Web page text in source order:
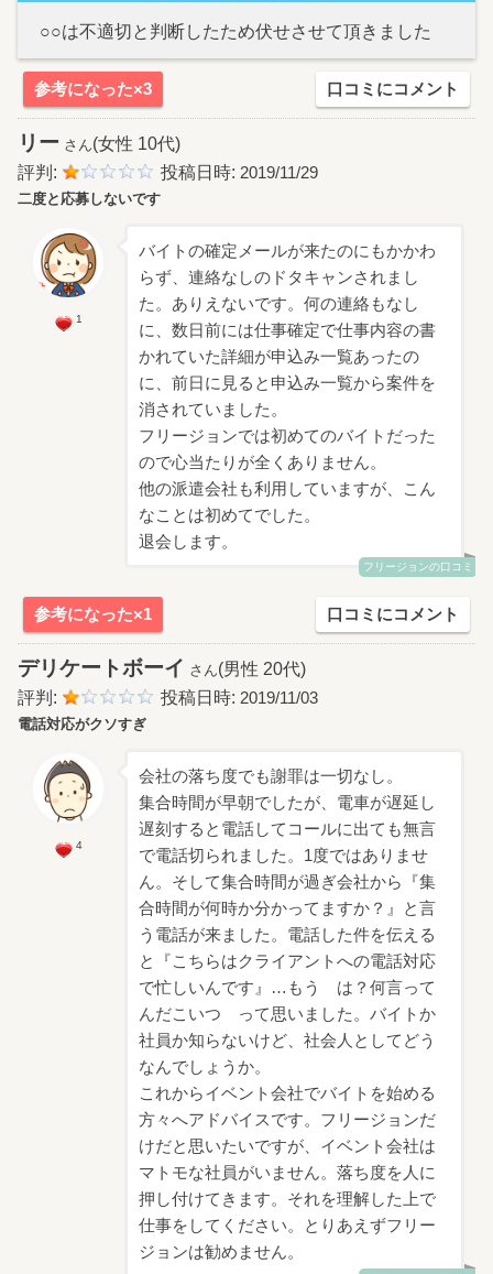
○○は不適切と判断したため伏せさせて頂きました
参考になった×3 口コミにコメント
リー さん(女性 10代)
評判:
投稿日時: 2019/11/29
二度と応募しないです
1
バイトの確定メールが来たのにもかかわ
らず、連絡なしのドタキャンされまし
た。ありえないです。何の連絡もなし
に、数日前には仕事確定で仕事内容の書
かれていた詳細が申込み一覧あったの
に、前日に見ると申込み一覧から案件を
消されていました。
フリージョンでは初めてのバイトだった
ので心当たりが全くありません。
他の派遣会社も利用していますが、こん
なことは初めてでした。
退会します。
フリージョンの口コミ
参考になった×1 口コミにコメント
デリケートボーイ さん(男性 20代)
評判:
投稿日時: 2019/11/03
電話対応がクソすぎ
4
会社の落ち度でも謝罪は一切なし。
集合時間が早朝でしたが、電車が遅延し
遅刻すると電話してコールに出ても無言
で電話切られました。1度ではありませ
ん。そして集合時間が過ぎ会社から『集
合時間が何時か分かってますか？』と言
う電話が来ました。電話した件を伝える
と『こちらはクライアントへの電話対応
で忙しいんです』…もう は？何言って
んだこいつ って思いました。バイトか
社員か知らないけど、社会人としてどう
なんでしょうか。
これからイベント会社でバイトを始める
方々へアドバイスです。フリージョンだ
けだと思いたいですが、イベント会社は
マトモな社員がいません。落ち度を人に
押し付けてきます。それを理解した上で
仕事をしてください。とりあえずフリー
ジョンは勧めません。